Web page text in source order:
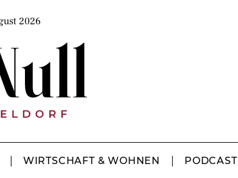
2026
WIRTSCHAFT & WOHNEN PODCAST